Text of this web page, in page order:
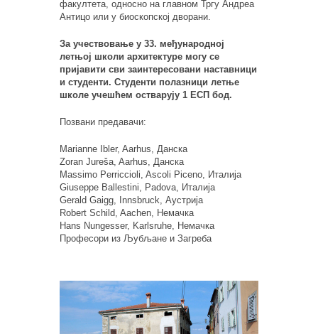
факултета, односно на главном Тргу Андреа
Антицо или у биоскопској дворани.
За учествовање у 33. међународној
летњој школи архитектуре могу се
пријавити сви заинтересовани наставници
и студенти. Студенти полазници летње
школе учешћем остварују 1 ЕСП бод.
Позвани предавачи:
Marianne Ibler, Aarhus, Данска
Zoran Jureša, Aarhus, Данска
Massimo Perriccioli, Ascoli Piceno, Италија
Giuseppe Ballestini, Padova, Италија
Gerald Gaigg, Innsbruck, Аустрија
Robert Schild, Aachen, Немачка
Hans Nungesser, Karlsruhe, Немачка
Професори из Љубљане и Загреба